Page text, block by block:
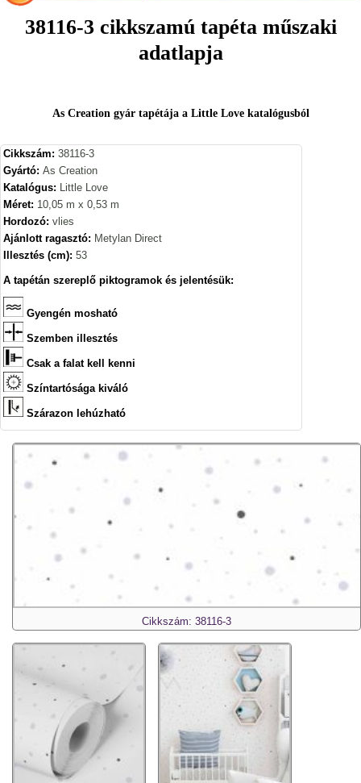
38116-3 cikkszamú tapéta műszaki
adatlapja
As Creation gyár tapétája a Little Love katalógusból
Cikkszám: 38116-3
Gyártó: As Creation
Katalógus: Little Love
Méret: 10,05 m x 0,53 m
Hordozó: vlies
Ajánlott ragasztó: Metylan Direct
Illesztés (cm): 53
A tapétán szereplő piktogramok és jelentésük:
Gyengén mosható
Szemben illesztés
Csak a falat kell kenni
Színtartósága kiváló
Szárazon lehúzható
Cikkszám: 38116-3